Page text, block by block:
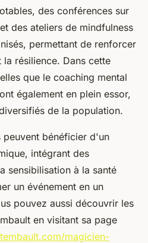
des conférences sur
des ateliers de mindfulness
permettant de renforcer
résilience. Dans cette
que le coaching mental
également en plein essor,
de la population.
peuvent bénéficier d'un
intégrant des
sensibilisation à la santé
un événement en un
pouvez aussi découvrir les
en visitant sa page
magicien-